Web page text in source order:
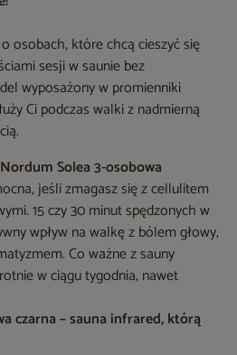
osobach, które chcą cieszyć się
sesji w saunie bez
wyposażony w promienniki
Ci podczas walki z nadmierną
Solea 3-osobowa
jeśli zmagasz się z cellulitem
15 czy 30 minut spędzonych w
wpływ na walkę z bólem głowy,
Co ważne z sauny
w ciągu tygodnia, nawet
czarna – sauna infrared, którą